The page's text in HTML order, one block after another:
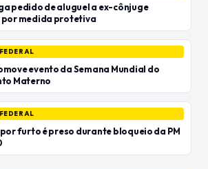
pedido de aluguel a ex-cônjuge
medida protetiva
evento da Semana Mundial do
Materno
furto é preso durante bloqueio da PM